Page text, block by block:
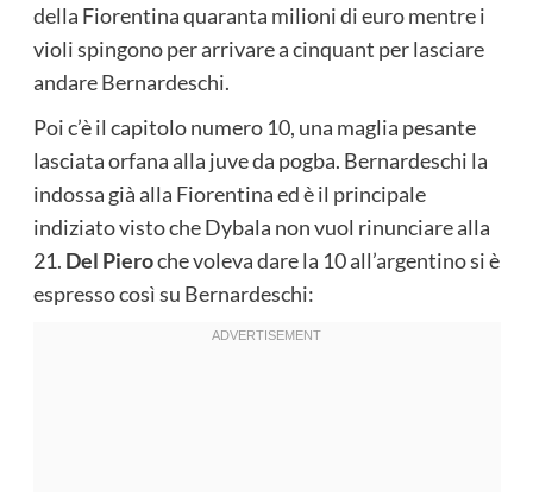
della Fiorentina quaranta milioni di euro mentre i
violi spingono per arrivare a cinquant per lasciare
andare Bernardeschi.
Poi c’è il capitolo numero 10, una maglia pesante
lasciata orfana alla juve da pogba. Bernardeschi la
indossa già alla Fiorentina ed è il principale
indiziato visto che Dybala non vuol rinunciare alla
21. Del Pieroche voleva dare la 10 all’argentino si è
espresso così su Bernardeschi: